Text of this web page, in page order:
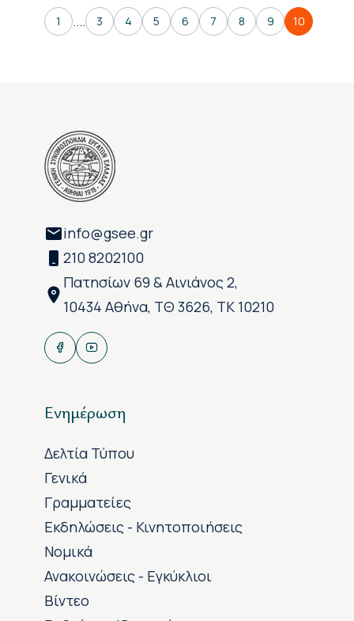
1 .... 3 4 5 6 7 8 9 10
info@gsee.gr
210 8202100
Πατησίων 69 & Αινιάνος 2,
10434 Αθήνα, ΤΘ 3626, ΤΚ 10210
Ενημέρωση
Δελτία Τύπου
Γενικά
Γραμματείες
Εκδηλώσεις - Κινητοποιήσεις
Νομικά
Ανακοινώσεις - Εγκύκλιοι
Βίντεο